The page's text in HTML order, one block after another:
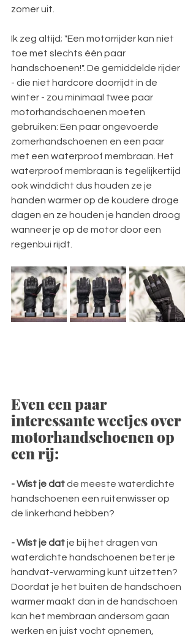
zomer uit.
Ik zeg altijd; "Een motorrijder kan niet
toe met slechts één paar
handschoenen!". De gemiddelde rijder
- die niet hardcore doorrijdt in de
winter - zou minimaal twee paar
motorhandschoenen moeten
gebruiken: Een paar ongevoerde
zomerhandschoenen en een paar
met een waterproof membraan. Het
waterproof membraan is tegelijkertijd
ook winddicht dus houden ze je
handen warmer op de koudere droge
dagen en ze houden je handen droog
wanneer je op de motor door een
regenbui rijdt.
Even een paar
interessante weetjes over
motorhandschoenen op
een rij:
- Wist je dat de meeste waterdichte
handschoenen een ruitenwisser op
de linkerhand hebben?
- Wist je dat je bij het dragen van
waterdichte handschoenen beter je
handvat-verwarming kunt uitzetten?
Doordat je het buiten de handschoen
warmer maakt dan in de handschoen
kan het membraan andersom gaan
werken en juist vocht opnemen,